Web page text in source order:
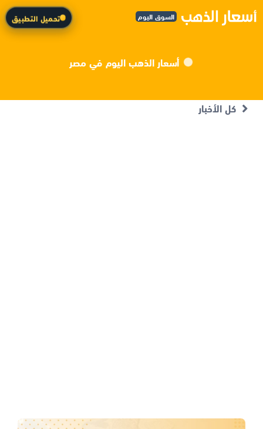
السوق اليوم تحميل التطبيق
أسعار الذهب اليوم في مصر
كل الأخبار